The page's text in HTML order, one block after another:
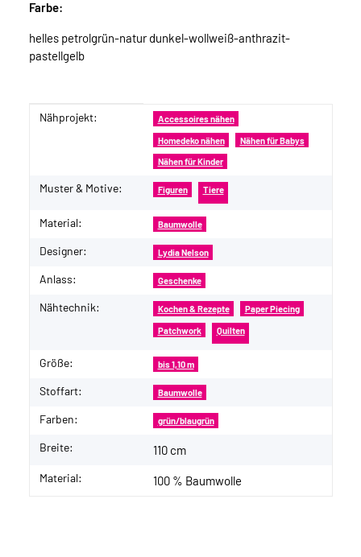
Farbe:
helles petrolgrün-natur dunkel-wollweiß-anthrazit-
pastellgelb
Produkteigenschaft
Wert
Nähprojekt: Accessoires nähen
Homedeko nähen Nähen für Babys
Nähen für Kinder
Muster & Motive: Figuren Tiere
Material: Baumwolle
Designer: Lydia Nelson
Anlass: Geschenke
Nähtechnik: Kochen & Rezepte Paper Piecing
Patchwork Quilten
Größe: bis 1,10 m
Stoffart: Baumwolle
Farben: grün/blaugrün
Breite: 110 cm
Material: 100 % Baumwolle